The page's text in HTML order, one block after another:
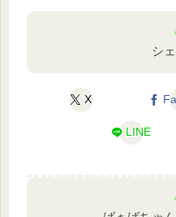
シ
X
LINE